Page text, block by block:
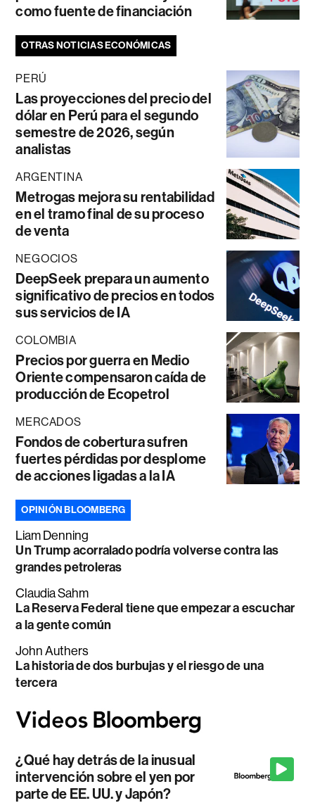
como fuente de financiación
OTRAS NOTICIAS ECONÓMICAS
PERÚ
Las proyecciones del precio del
dólar en Perú para el segundo
semestre de 2026, según
analistas
ARGENTINA
Metrogas mejora su rentabilidad
en el tramo final de su proceso
de venta
NEGOCIOS
DeepSeek prepara un aumento
significativo de precios en todos
sus servicios de IA
COLOMBIA
Precios por guerra en Medio
Oriente compensaron caída de
producción de Ecopetrol
MERCADOS
Fondos de cobertura sufren
fuertes pérdidas por desplome
de acciones ligadas a la IA
OPINIÓN BLOOMBERG
Liam Denning
Un Trump acorralado podría volverse contra las
grandes petroleras
Claudia Sahm
La Reserva Federal tiene que empezar a escuchar
a la gente común
John Authers
La historia de dos burbujas y el riesgo de una
tercera
¿Qué hay detrás de la inusual
intervención sobre el yen por
parte de EE. UU. y Japón?